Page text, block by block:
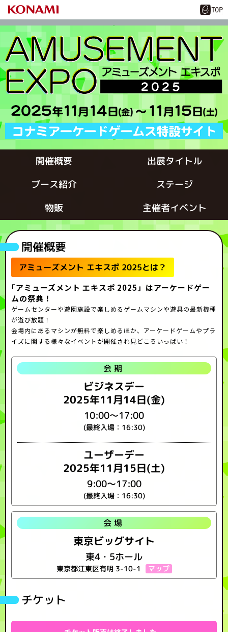
開催概要 出展タイトル
ブース紹介 ステージ
物販 主催者イベント
開催概要
アミューズメント エキスポ 2025とは？
｢アミューズメント エキスポ 2025」はアーケードゲー
ムの祭典！
ゲームセンターや遊園施設で楽しめるゲームマシンや遊具の最新機種
が遊び放題！
会場内にあるマシンが無料で楽しめるほか、アーケードゲームやプラ
イズに関する様々なイベントが開催され見どころいっぱい！
会期
ビジネスデー
2025年11月14日(金)
10:00～17:00
(最終入場：16:30)
ユーザーデー
2025年11月15日(土)
9:00～17:00
(最終入場：16:30)
会場
東京ビッグサイト
東4・5ホール
東京都江東区有明 3-10-1 マップ
チケット